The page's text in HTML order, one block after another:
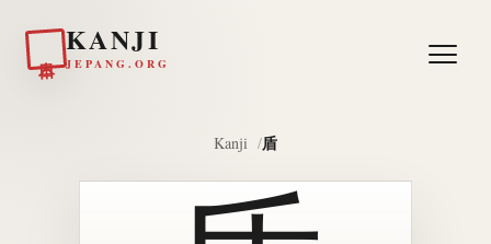
KANJI
JEPANG.ORG
Kanji 盾